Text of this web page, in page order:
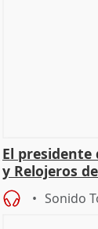
El presidente
y Relojeros
Sonido